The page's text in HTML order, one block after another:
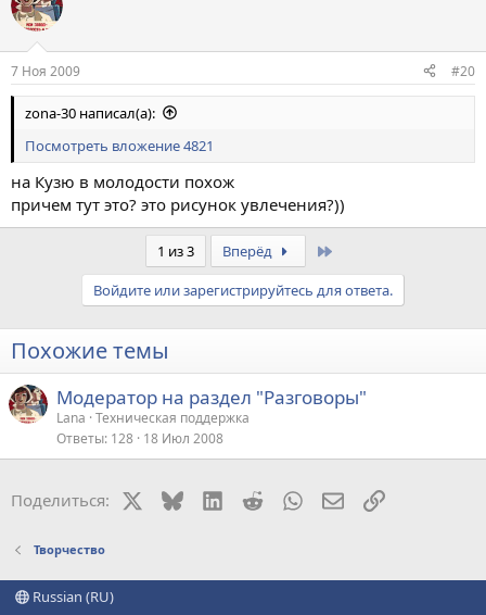
7 Ноя 2009 #20
zona-30 написал(а):
Посмотреть вложение 4821
на Кузю в молодости похож
причем тут это? это рисунок увлечения?))
1 из 3 Вперёд
Войдите или зарегистрируйтесь для ответа.
Похожие темы
Модератор на раздел "Разговоры"
Lana Техническая поддержка
Ответы 128 18 Июл 2008
Поделиться: BlueskyLinkedIn
RedditWhatsAppЭлектронная
Ссылка
Творчество
Russian (RU)